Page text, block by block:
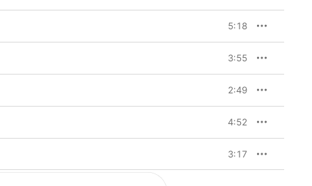
5:18
3:55
2:49
4:52
3:17